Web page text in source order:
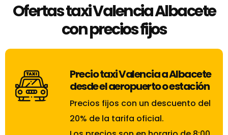
Ofertas taxi Valencia Albacete
con precios fijos
Precio taxi Valencia a Albacete
desde el aeropuerto o estación
Precios fijos con un descuento del
20% de la tarifa oficial.